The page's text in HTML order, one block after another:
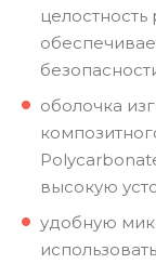
оболочка
высокую
удобную